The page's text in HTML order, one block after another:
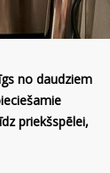
no daudziem
priekšspēlei,